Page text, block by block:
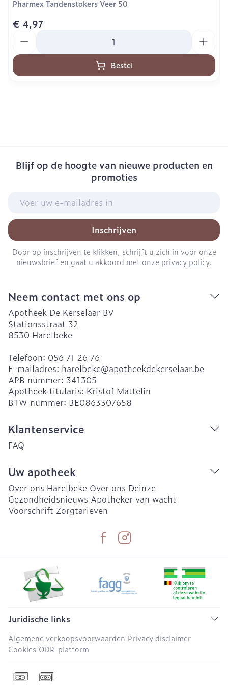
Pharmex Tandenstokers Veer 50
€ 4,97
Bestel
Blijf op de hoogte van nieuwe producten en
promoties
Inschrijven
Door op inschrijven te klikken, schrijft u zich in voor onze
nieuwsbrief en gaat u akkoord met onze privacy policy.
Neem contact met ons op
Apotheek De Kerselaar BV
Stationsstraat 32
8530 Harelbeke
Telefoon: 056 71 26 76
E-mailadres: harelbeke@apotheekdekerselaar.be
APB nummer: 341305
Apotheek titularis: Kristof Mattelin
BTW nummer: BE0863507658
Klantenservice
FAQ
Uw apotheek
Over ons Harelbeke Over ons Deinze
Gezondheidsnieuws Apotheker van wacht
Voorschrift Zorgtarieven
Juridische links
Algemene verkoopsvoorwaarden Privacy disclaimer
Cookies ODR-platform